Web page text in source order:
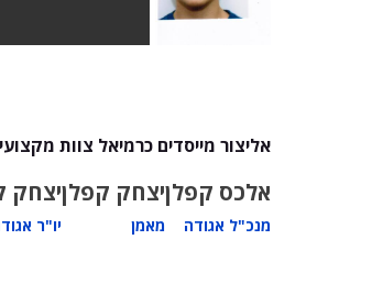
אליצור מייסדים כרמיאל צוות מקצועי
אלכס קפלן
מנכ"ל אגודה
יצחק קפלן
מאמן
יצחק
יו"ר